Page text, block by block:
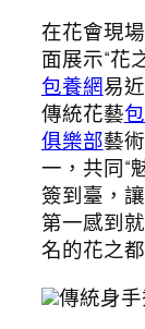
在花會現
面展示“花
包養網易
傳統花藝
俱樂部藝
一，共同“
簽到臺，
第一感到
名的花之
傳統身